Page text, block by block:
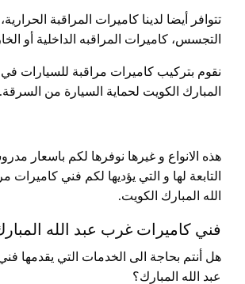
تتوافر أيضا لدينا كاميرات المراقبة
التجسس، كاميرات المراقبه الداخلية أو
نقوم بتركيب كاميرات مراقبة للسيارات
المبارك الكويت لحماية السيارة من السرقة.
هذه الانواع و غيرها نوفرها لكم باسعار
التابعة لها و التي يؤديها لكم فني كاميرات
الله المبارك الكويت.
فني كاميرات غرب عبد الله
هل أنتم بحاجة الى الخدمات التي يقدمها
عبد الله المبارك؟